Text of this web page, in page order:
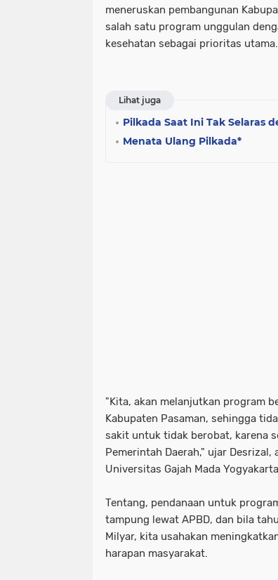
meneruskan pembangunan
salah satu program unggulan
kesehatan sebagai prioritas utama.
Lihat juga
Pilkada Saat Ini Tak Selaras
Menata Ulang Pilkada*
"Kita, akan melanjutkan program
Kabupaten Pasaman, sehingga
sakit untuk tidak berobat, karena
Pemerintah Daerah," ujar
Universitas Gajah Mada
Tentang, pendanaan untuk
tampung lewat APBD, dan bila
Milyar, kita usahakan
harapan masyarakat.